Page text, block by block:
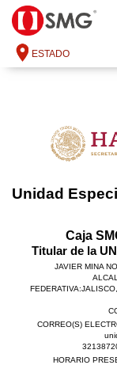
ESTADO
Unidad
Caja
Titular de la
JAVIER MINA
CORREO(S)
HORARIO